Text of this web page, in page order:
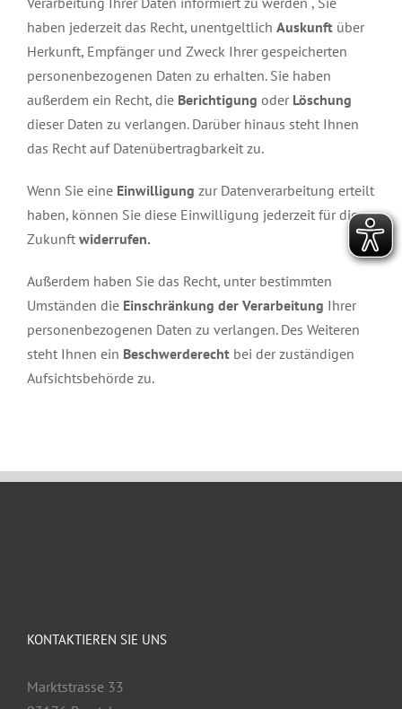
haben jederzeit das Recht, unentgeltlich Auskunftüber
Herkunft, Empfänger und Zweck Ihrer gespeicherten
personenbezogenen Daten zu erhalten. Sie haben
außerdem ein Recht, die Berichtigung oder Löschung
dieser Daten zu verlangen. Darüber hinaus steht Ihnen
das Recht auf Datenübertragbarkeit zu.
Wenn Sie eine Einwilligung zur Datenverarbeitung erteilt
haben, können Sie diese Einwilligung jederzeit für die
Zukunft widerrufen.
Außerdem haben Sie das Recht, unter bestimmten
Umständen die Einschränkung der Verarbeitung Ihrer
personenbezogenen Daten zu verlangen. Des Weiteren
steht Ihnen ein Beschwerderechtbei der zuständigen
Aufsichtsbehörde zu.
KONTAKTIEREN SIE UNS
Marktstrasse 33